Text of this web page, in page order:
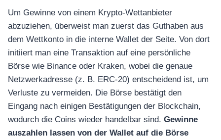
Um Gewinne von einem Krypto-Wettanbieter
abzuziehen, überweist man zuerst das Guthaben aus
dem Wettkonto in die interne Wallet der Seite. Von dort
initiiert man eine Transaktion auf eine persönliche
Börse wie Binance oder Kraken, wobei die genaue
Netzwerkadresse (z. B. ERC-20) entscheidend ist, um
Verluste zu vermeiden. Die Börse bestätigt den
Eingang nach einigen Bestätigungen der Blockchain,
wodurch die Coins wieder handelbar sind. Gewinne
auszahlen lassen von der Wallet auf die Börse